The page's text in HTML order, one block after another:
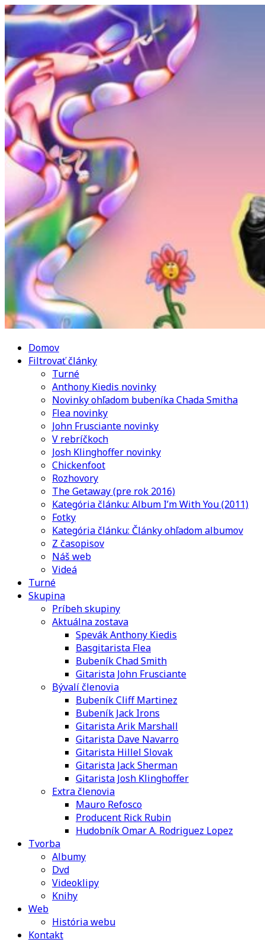
Domov
Filtrovať články
Turné
Anthony Kiedis novinky
Novinky ohľadom bubeníka Chada Smitha
Flea novinky
John Frusciante novinky
V rebríčkoch
Josh Klinghoffer novinky
Chickenfoot
Rozhovory
The Getaway (pre rok 2016)
Kategória článku: Album I’m With You (2011)
Fotky
Kategória článku: Články ohľadom albumov
Z časopisov
Náš web
Videá
Turné
Skupina
Príbeh skupiny
Aktuálna zostava
Spevák Anthony Kiedis
Basgitarista Flea
Bubeník Chad Smith
Gitarista John Frusciante
Bývalí členovia
Bubeník Cliff Martinez
Bubeník Jack Irons
Gitarista Arik Marshall
Gitarista Dave Navarro
Gitarista Hillel Slovak
Gitarista Jack Sherman
Gitarista Josh Klinghoffer
Extra členovia
Mauro Refosco
Producent Rick Rubin
Hudobník Omar A. Rodriguez Lopez
Tvorba
Albumy
Dvd
Videoklipy
Knihy
Web
História webu
Kontakt